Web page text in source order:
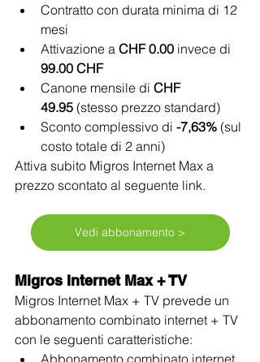
Contratto con durata minima di 12
mesi
Attivazione a CHF 0.00 invece di
99.00 CHF
Canone mensile di CHF
49.95 (stesso prezzo standard)
Sconto complessivo di -7,63% (sul
costo totale di 2 anni)
Attiva subito Migros Internet Max a
prezzo scontato al seguente link.
Vedi abbonamento >
Migros Internet Max + TV
Migros Internet Max + TV prevede un
abbonamento combinato internet + TV
con le seguenti caratteristiche:
Abbonamento combinato internet